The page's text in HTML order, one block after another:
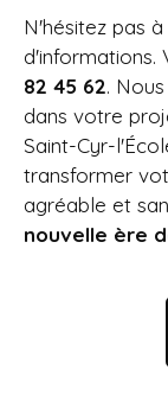
N'hésitez pas
d'informations.
82 45 62.
dans votre
Saint-Cyr-
transformer
agréable et
nouvelle ère